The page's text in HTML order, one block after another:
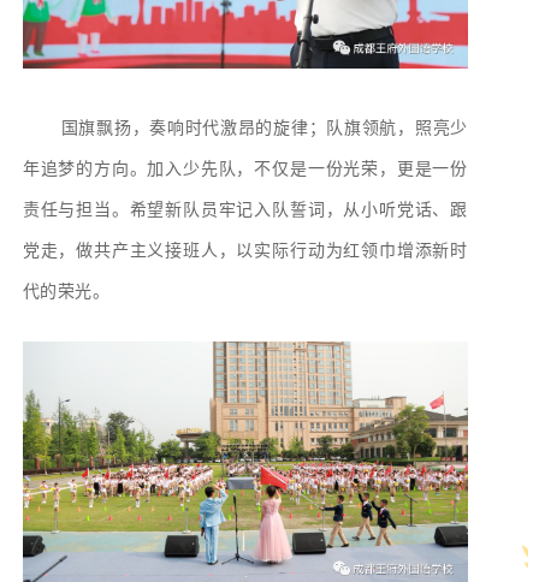
国旗飘扬，奏响时代激昂的旋律；队旗领航，照亮少
年追梦的方向。加入少先队，不仅是一份光荣，更是一份
责任与担当。希望新队员牢记入队誓词，从小听党话、跟
党走，做共产主义接班人，以实际行动为红领巾增添新时
代的荣光。